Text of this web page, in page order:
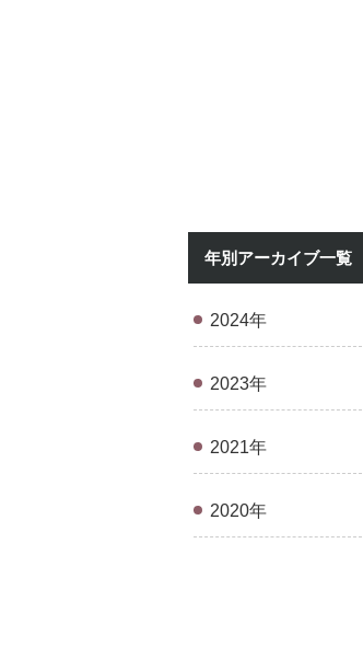
年別アーカイブ一覧
2024年
2023年
2021年
2020年